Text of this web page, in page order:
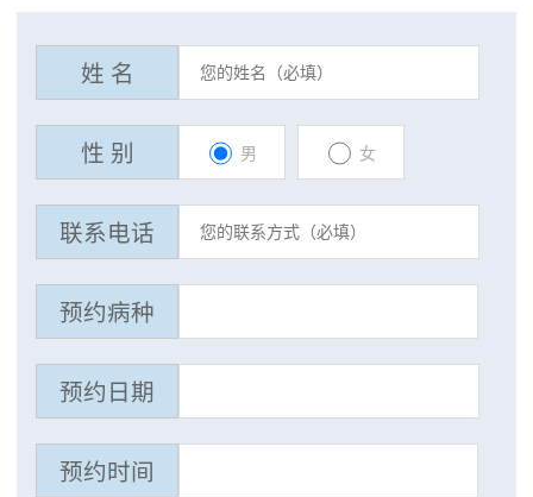
姓 名
性 别 男 女
联系电话
预约病种
预约日期
预约时间